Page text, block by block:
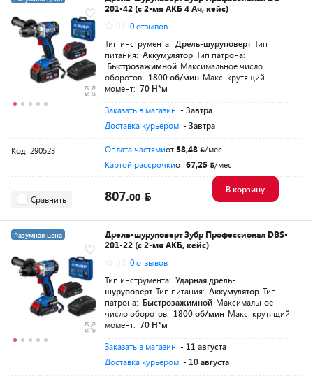
201-42 (с 2-мя АКБ 4 Ач, кейс)
0 отзывов
Тип инструмента: Дрель-шуруповерт Тип
питания: Аккумулятор Тип патрона:
Быстрозажимной Максимальное число
оборотов: 1800 об/мин Макс. крутящий
момент: 70 Н*м
Заказать в магазин - Завтра
Доставка курьером - Завтра
Код: 290523 Оплата частямиот38,48
/мес
Картой рассрочкиот67,25 /мес
Сравнить 807.00
В корзину
Разумная цена
Дрель-шуруповерт Зубр Профессионал DBS-
201-22 (с 2-мя АКБ, кейс)
0 отзывов
Тип инструмента: Ударная дрель-
шуруповерт Тип питания: Аккумулятор Тип
патрона: Быстрозажимной Максимальное
число оборотов: 1800 об/мин Макс. крутящий
момент: 70 Н*м
Заказать в магазин - 11 августа
Доставка курьером - 10 августа